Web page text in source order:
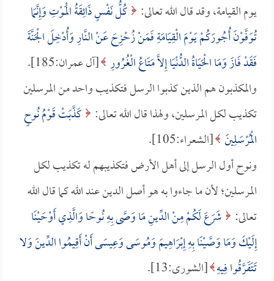
يوم القيامة، وقد قال الله تعالى: كُلُّ نَفْسٍ ذَائِقَةُ الْمَوْتِ وَإِنَّمَا
تُوَفَّوْنَ أُجُورَكُمْ يَوْمَ الْقِيَامَةِ فَمَنْ زُحْزِحَ عَنْ النَّارِ وَأُدْخِلَ الْجَنَّةَ
فَقَدْ فَازَ وَمَا الْحَيَاةُ الدُّنْيَا إِلاَّ مَتَاعُ الْغُرُورِ [آل عمران:185].
والمكذبون هم الذين كذبوا الرسل فتكذيب واحد من المرسلين
تكذيب لكل المرسلين، ولهذا قال الله تعالى: كَذَّبَتْ قَوْمُ نُوحٍ
الْمُرْسَلِينَ [الشعراء:105].
ونوح أول الرسل إلى أهل الأرض فتكذيبهم له تكذيب لكل
المرسلين؛ لأن ما جاءوا به هو أصل الدين عند الله كما قال الله
تعالى: شَرَعَ لَكُمْ مِنْ الدِّينِ مَا وَصَّى بِهِ نُوحًا وَالَّذِي أَوْحَيْنَا
إِلَيْكَ وَمَا وَصَّيْنَا بِهِ إِبْرَاهِيمَ وَمُوسَى وَعِيسَى أَنْ أَقِيمُوا الدِّينَ وَلا
تَتَفَرَّقُوا فِيهِ [الشورى:13].